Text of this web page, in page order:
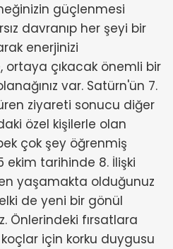
güçlenmesi
davranıp her şeyi bir
enerjinizi
ortaya çıkacak önemli bir
var. Satürn'ün 7.
ziyareti sonucu diğer
özel kişilerle olan
çok şey öğrenmiş
ekim tarihinde 8. İlişki
yaşamakta olduğunuz
de yeni bir gönül
Önlerindeki fırsatlara
için korku duygusu